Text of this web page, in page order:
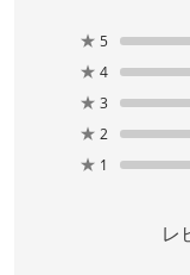
★ 5
★ 4
★ 3
★ 2
★ 1
レ